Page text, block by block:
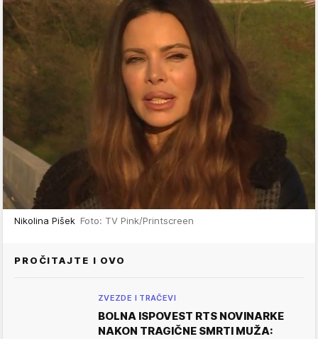
Nikolina Pišek Foto: TV Pink/Printscreen
PROČITAJTE I OVO
ZVEZDE I TRAČEVI
BOLNA ISPOVEST RTS NOVINARKE
NAKON TRAGIČNE SMRTI MUŽA: